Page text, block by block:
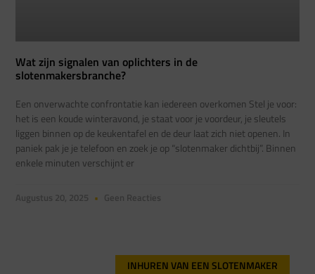
Wat zijn signalen van oplichters in de
slotenmakersbranche?
Een onverwachte confrontatie kan iedereen overkomen Stel je voor:
het is een koude winteravond, je staat voor je voordeur, je sleutels
liggen binnen op de keukentafel en de deur laat zich niet openen. In
paniek pak je je telefoon en zoek je op “slotenmaker dichtbij”. Binnen
enkele minuten verschijnt er
Augustus 20, 2025 Geen Reacties
INHUREN VAN EEN SLOTENMAKER